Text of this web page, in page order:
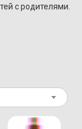
с родителями.